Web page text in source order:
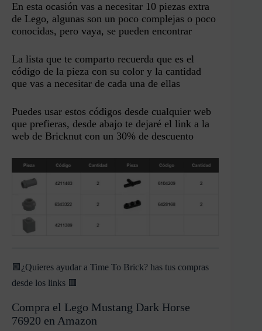
En esta ocasión vas a necesitar 10 piezas extra
de Lego, algunas son un poco complejas o poco
conocidas, pero vaya, se pueden encontrar
La lista que te comparto recuerda que es el
código de la pieza con su color y la cantidad
que vas a necesitar de cada una de ellas
Puedes usar estos códigos desde cualquier web
que prefieras, desde abajo te dejaré el link a la
web de Bricknut con un 30% de descuento
🟩¿Quieres ayudar a Time To Brick? has tus compras
desde los links 🟥
Compra el Lego Mustang Dark Horse
76920 en Amazon